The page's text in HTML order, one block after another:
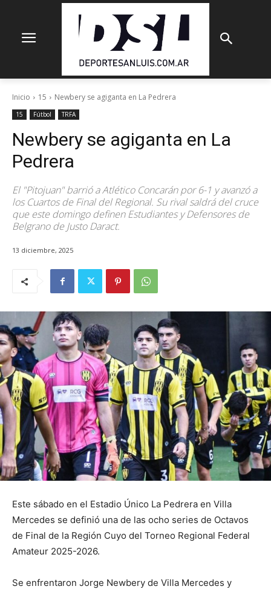
Inicio 15 Newbery se agiganta en La Pedrera
15 Fútbol TRFA
Newbery se agiganta en La
Pedrera
El "Pitojuan" barrió a Atlético Concarán por 6-1 y avanzó a
los Cuartos de Final del Regional. Su rival saldrá del cruce
que este domingo definen Estudiantes y Defensores de
Belgrano de Justo Daract.
13 diciembre, 2025
Este sábado en el Estadio Único La Pedrera en Villa
Mercedes se definió una de las ocho series de Octavos
de Final de la Región Cuyo del Torneo Regional Federal
Amateur 2025-2026.
Se enfrentaron Jorge Newbery de Villa Mercedes y